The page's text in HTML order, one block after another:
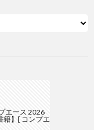
エース 2026
籍】[ コンプエ